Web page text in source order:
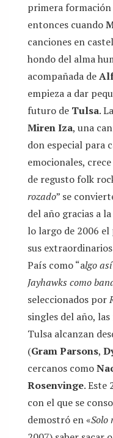
primera formación
entonces cuando
canciones en
hondo del alma
acompañada de
empieza a dar
futuro de Tulsa.
Miren Iza, una
don especial para
emocionales,
de regusto folk
rozado” se
del año gracias a
lo largo de 2006
sus
País como “algo
Jayhawks como
seleccionados por
singles del año,
Tulsa alcanzan
(Gram Parsons,
cercanos como
Rosenvinge. Este
con el que se
demostró en «Solo